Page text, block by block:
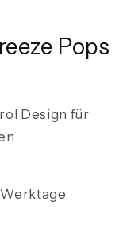
Pops
Design für
Werktage